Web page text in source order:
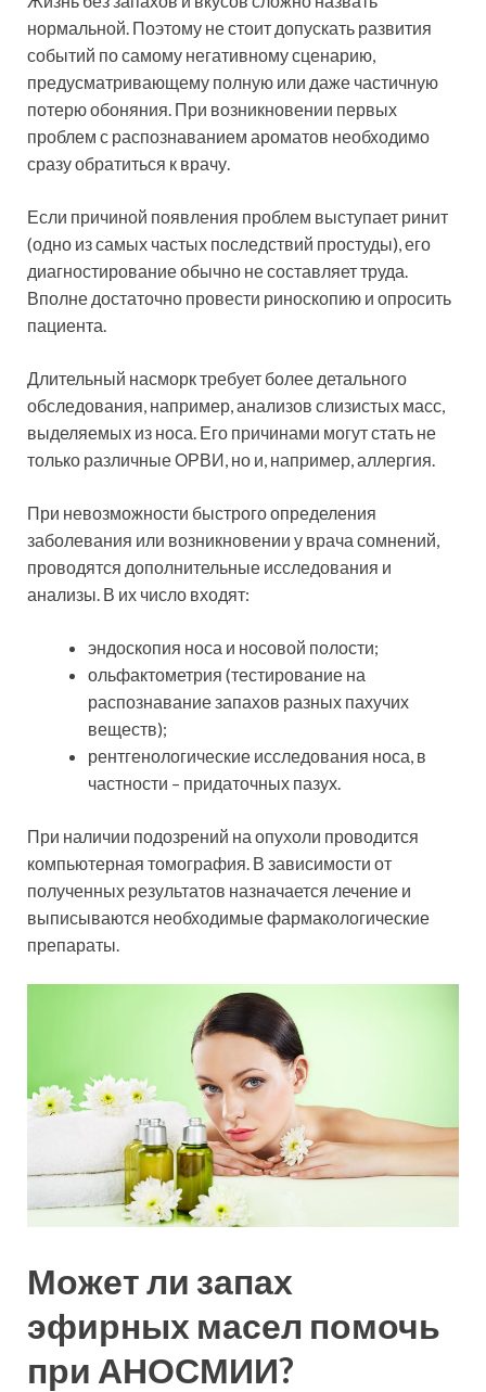
нормальной. Поэтому не стоит допускать развития
событий по самому негативному сценарию,
предусматривающему полную или даже частичную
потерю обоняния. При возникновении первых
проблем с распознаванием ароматов необходимо
сразу обратиться к врачу.
Если причиной появления проблем выступает ринит
(одно из самых частых последствий простуды), его
диагностирование обычно не составляет труда.
Вполне достаточно провести риноскопию и опросить
пациента.
Длительный насморк требует более детального
обследования, например, анализов слизистых масс,
выделяемых из носа. Его причинами могут стать не
только различные ОРВИ, но и, например, аллергия.
При невозможности быстрого определения
заболевания или возникновении у врача сомнений,
проводятся дополнительные исследования и
анализы. В их число входят:
эндоскопия носа и носовой полости;
ольфактометрия (тестирование на
распознавание запахов разных пахучих
веществ);
рентгенологические исследования носа, в
частности – придаточных пазух.
При наличии подозрений на опухоли проводится
компьютерная томография. В зависимости от
полученных результатов назначается лечение и
выписываются необходимые фармакологические
препараты.
Может ли запах
эфирных масел помочь
при АНОСМИИ?